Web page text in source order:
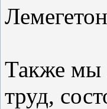
Лемегетон
Также мы
труд,